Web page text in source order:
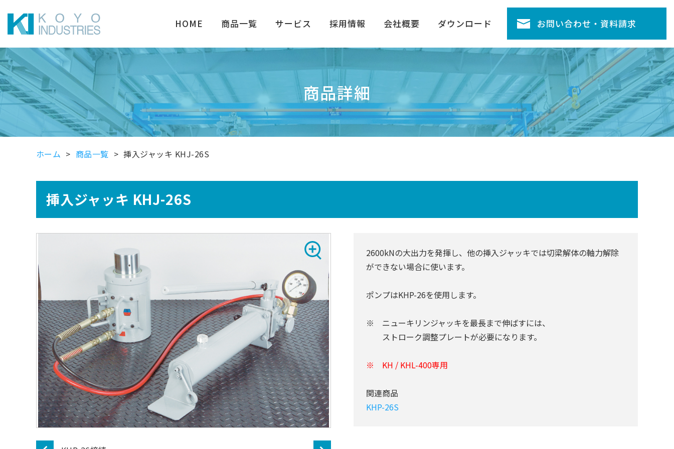
HOME 商品一覧 サービス 採用情報 会社概要 ダウンロード お問い合わせ・資料請求
商品詳細
ホーム 商品一覧 挿入ジャッキ KHJ-26S
挿入ジャッキ KHJ-26S
2600kNの大出力を発揮し、他の挿入ジャッキでは切梁解体の軸力解除
ができない場合に使います。
ポンプはKHP-26を使用します。
※ ニューキリンジャッキを最長まで伸ばすには、
ストローク調整プレートが必要になります。
※ KH / KHL-400専用
関連商品
KHP-26S